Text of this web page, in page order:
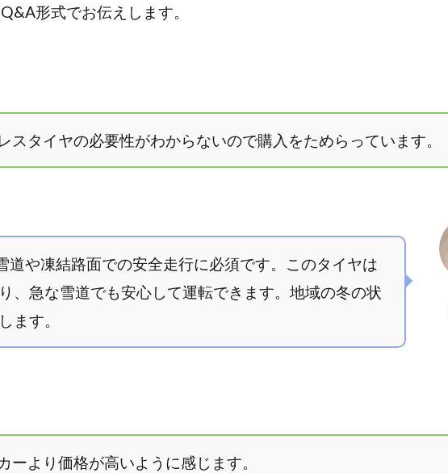
形式でお伝えします。
スタイヤの必要性がわからないので購入をためらっています。
道や凍結路面での安全走行に必須です。このタイヤは
、急な雪道でも安心して運転できます。地域の冬の状
ます。
ーより価格が高いように感じます。